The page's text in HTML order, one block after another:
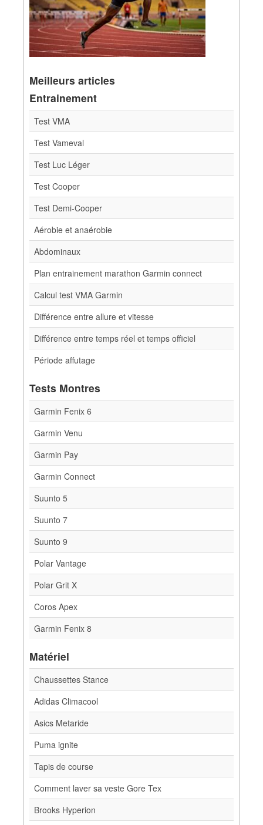
Meilleurs articles
Entrainement
Test VMA
Test Vameval
Test Luc Léger
Test Cooper
Test Demi-Cooper
Aérobie et anaérobie
Abdominaux
Plan entrainement marathon Garmin connect
Calcul test VMA Garmin
Différence entre allure et vitesse
Différence entre temps réel et temps officiel
Période affutage
Tests Montres
Garmin Fenix 6
Garmin Venu
Garmin Pay
Garmin Connect
Suunto 5
Suunto 7
Suunto 9
Polar Vantage
Polar Grit X
Coros Apex
Garmin Fenix 8
Matériel
Chaussettes Stance
Adidas Climacool
Asics Metaride
Puma ignite
Tapis de course
Comment laver sa veste Gore Tex
Brooks Hyperion